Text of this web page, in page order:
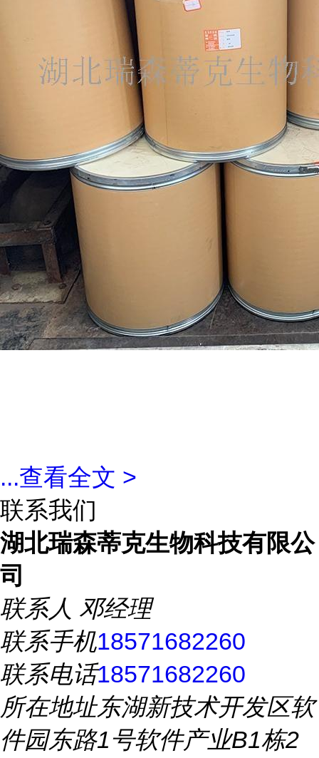
...查看全文 >
联系我们
湖北瑞森蒂克生物科技有限公
司
联系人 邓经理
联系手机18571682260
联系电话18571682260
所在地址东湖新技术开发区软
件园东路1号软件产业B1栋2